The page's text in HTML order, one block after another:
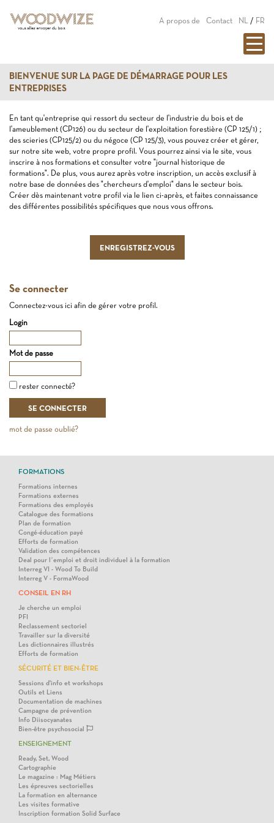
A propos de Contact NL / FR
BIENVENUE SUR LA PAGE DE DÉMARRAGE POUR LES
ENTREPRISES
En tant qu'entreprise qui ressort du secteur de l'industrie du bois et de
l'ameublement (CP126) ou du secteur de l'exploitation forestière (CP 125/1) ;
des scieries (CP125/2) ou du négoce (CP 125/3), vous pouvez créer et gérer,
sur notre site web, votre propre profil. Vous pourrez ainsi via le site, vous
inscrire à nos formations et consulter votre "journal historique de
formations". De plus, vous aurez après votre inscription, un accès exclusif à
notre base de données des "chercheurs d'emploi" dans le secteur bois.
Créer dès maintenant votre profil via le lien ci-après, et faites connaissance
des différentes possibilités spécifiques que nous vous offrons.
ENREGISTREZ-VOUS
Se connecter
Connectez-vous ici afin de gérer votre profil.
Login
Mot de passe
rester connecté?
mot de passe oublié?
FORMATIONS
Formations internes
Formations externes
Formations des employés
Catalogue des formations
Plan de formation
Congé-éducation payé
Efforts de formation
Validation des compétences
Deal pour l’emploi et droit individuel à la formation
Interreg VI - Wood To Build
Interreg V - FormaWood
CONSEIL EN RH
Je cherche un emploi
PFI
Reclassement sectoriel
Travailler sur la diversité
Les dictionnaires illustrés
Efforts de formation
SÉCURITÉ ET BIEN-ÊTRE
Sessions d'info et workshops
Outils et Liens
Documentation de machines
Campagne de prévention
Info Diisocyanates
Bien-être psychosocial
ENSEIGNEMENT
Ready, Set, Wood
Cartographie
Le magazine : Mag Métiers
Les épreuves sectorielles
La formation en alternance
Les visites formative
Inscription formation Solid Surface